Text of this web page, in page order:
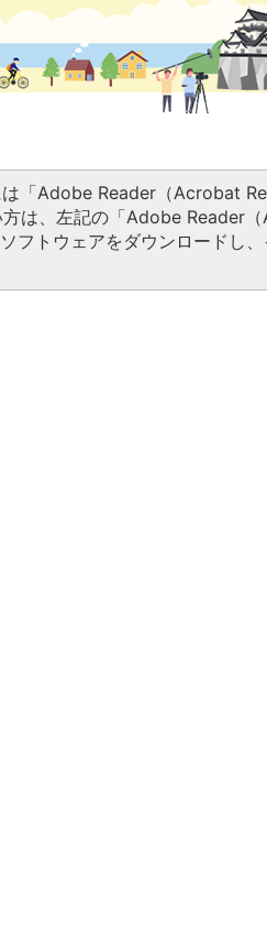
「Adobe Reader（Acrobat
は、左記の「Adobe Reader
フトウェアをダウンロードし